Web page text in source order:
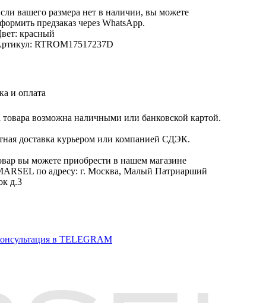
вашего размера нет в наличии, вы можете
предзаказ через WhatsApp.
красный
RTROM17517237D
и оплата
товара возможна наличными или банковской картой.
доставка курьером или компанией СДЭК.
вы можете приобрести в нашем магазине
по адресу: г. Москва, Малый Патриарший
д.3
в TELEGRAM